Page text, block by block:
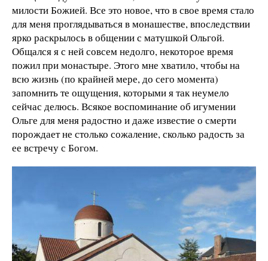
милости Божией. Все это новое, что в свое время стало
для меня проглядываться в монашестве, впоследствии
ярко раскрылось в общении с матушкой Ольгой.
Общался я с ней совсем недолго, некоторое время
пожил при монастыре. Этого мне хватило, чтобы на
всю жизнь (по крайней мере, до сего момента)
запомнить те ощущения, которыми я так неумело
сейчас делюсь. Всякое воспоминание об игумении
Ольге для меня радостно и даже известие о смерти
порождает не столько сожаление, сколько радость за
ее встречу с Богом.